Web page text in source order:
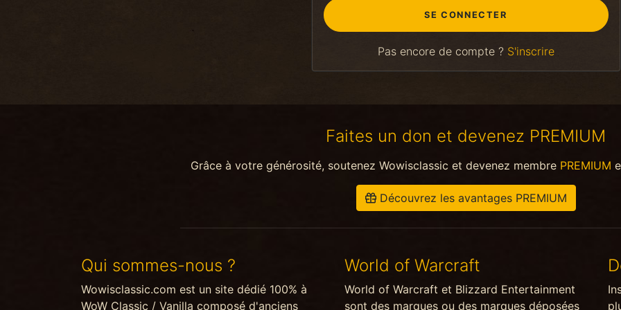
Pas encore de compte ? S'inscrire
Faites un don et devenez PREMIUM
Grâce à votre générosité, soutenez Wowisclassic et devenez membre PREMIUM
Découvrez les avantages PREMIUM
Qui sommes-nous ?
Wowisclassic.com est un site dédié 100% à
WoW Classic / Vanilla composé d'anciens
World of Warcraft
World of Warcraft et Blizzard Entertainment
sont des marques ou des marques déposées